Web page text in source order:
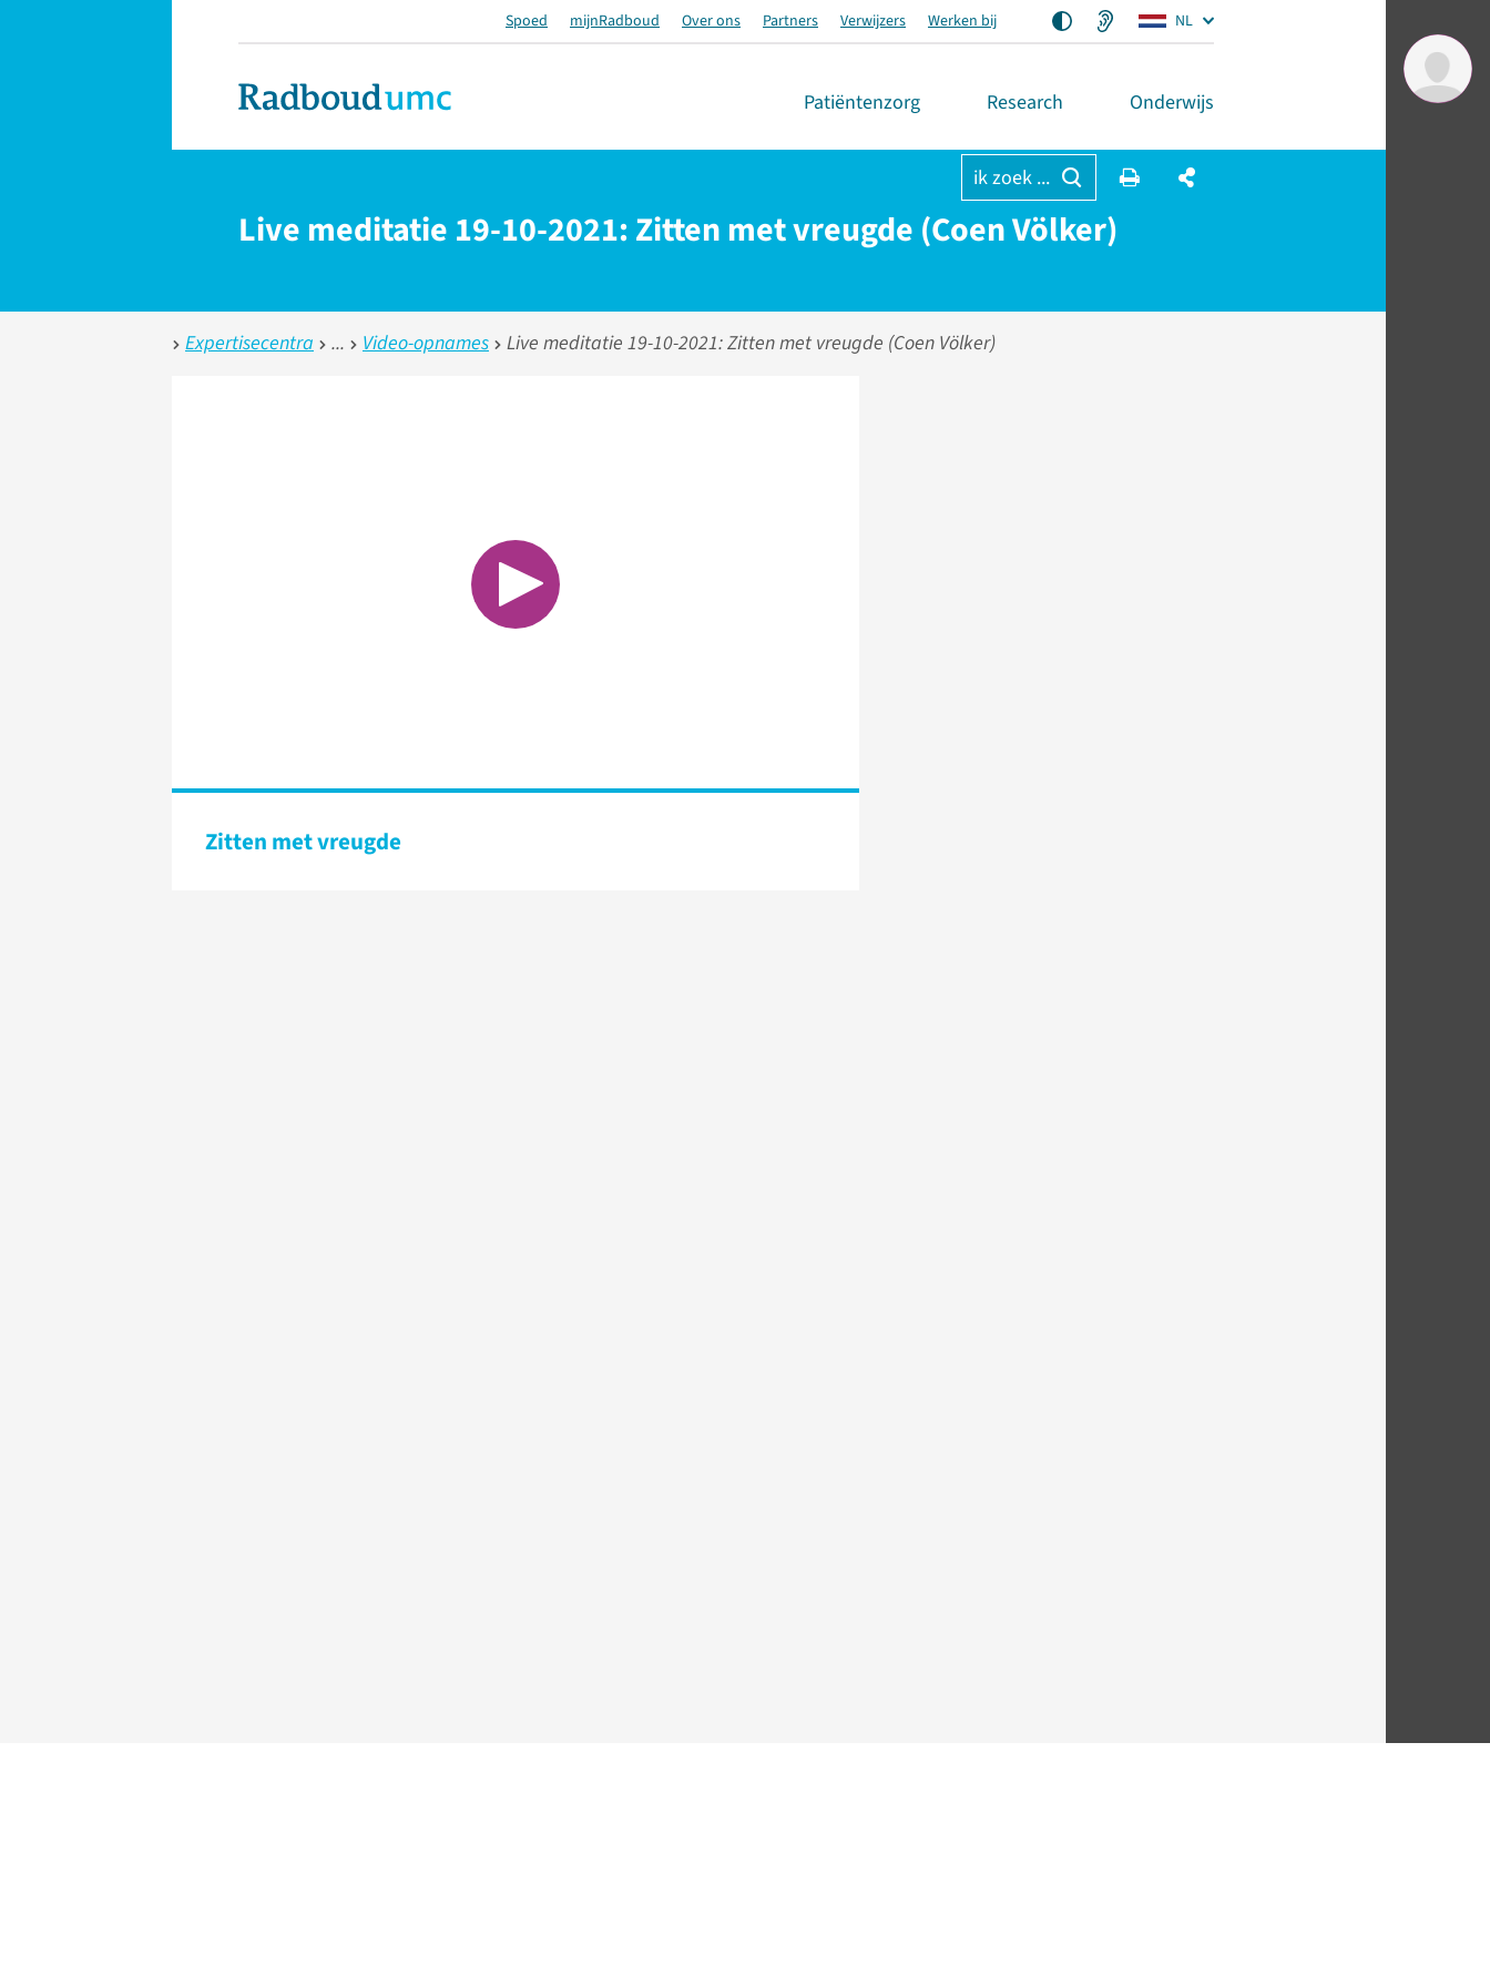
Spoed mijnRadboud Over ons Partners Verwijzers Werken bij NL
Patiëntenzorg Research Onderwijs
ik zoek ...
Live meditatie 19-10-2021: Zitten met vreugde (Coen Völker)
Expertisecentra Video-opnames Live meditatie 19-10-2021: Zitten met vreugde (Coen Völker)
Zitten met vreugde